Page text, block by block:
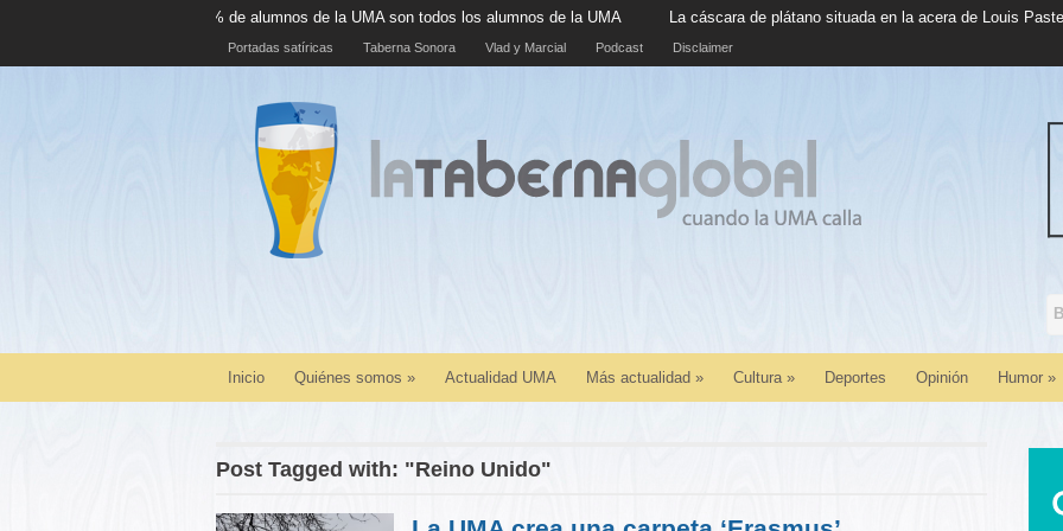
El 100% de alumnos de la UMA son todos los alumnos de la UMA La cáscara de plátano situada en la acera de Louis Pasteur cumple
Portadas satíricas Taberna Sonora Vlad y Marcial Podcast Disclaimer
Inicio Quiénes somos » Actualidad UMA Más actualidad » Cultura» Deportes Opinión Humor »
Post Tagged with: "Reino Unido"